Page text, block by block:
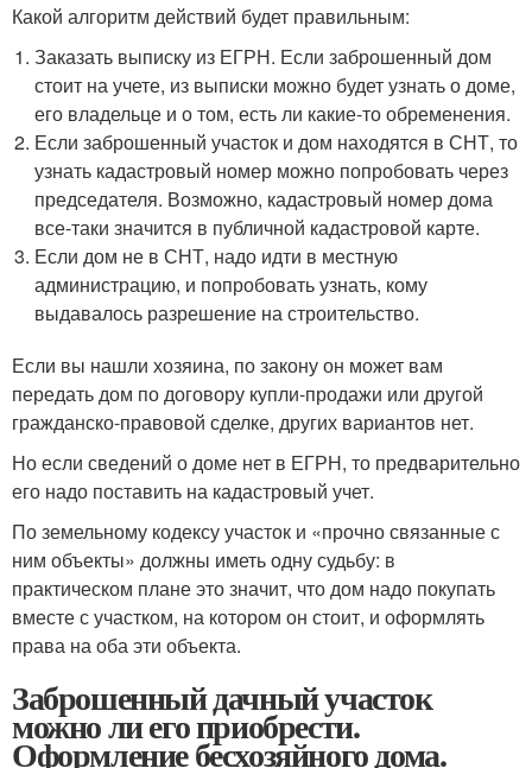
Какой алгоритм действий будет правильным:
Заказать выписку из ЕГРН. Если заброшенный дом
стоит на учете, из выписки можно будет узнать о доме,
его владельце и о том, есть ли какие-то обременения.
Если заброшенный участок и дом находятся в СНТ, то
узнать кадастровый номер можно попробовать через
председателя. Возможно, кадастровый номер дома
все-таки значится в публичной кадастровой карте.
Если дом не в СНТ, надо идти в местную
администрацию, и попробовать узнать, кому
выдавалось разрешение на строительство.
Если вы нашли хозяина, по закону он может вам
передать дом по договору купли-продажи или другой
гражданско-правовой сделке, других вариантов нет.
Но если сведений о доме нет в ЕГРН, то предварительно
его надо поставить на кадастровый учет.
По земельному кодексу участок и «прочно связанные с
ним объекты» должны иметь одну судьбу: в
практическом плане это значит, что дом надо покупать
вместе с участком, на котором он стоит, и оформлять
права на оба эти объекта.
Заброшенный дачный участок
можно ли его приобрести.
Оформление бесхозяйного дома.